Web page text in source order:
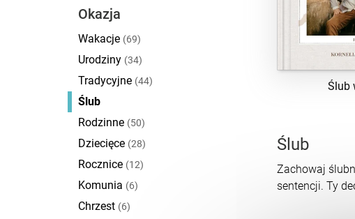
Okazja
Wakacje (69)
Urodziny (34)
Tradycyjne (44)
Ślub
Rodzinne (50)
Dziecięce (28)
Rocznice (12)
Komunia (6)
Chrzest (6)
Ślub
Ślub
Zachowaj
sentencji. Ty